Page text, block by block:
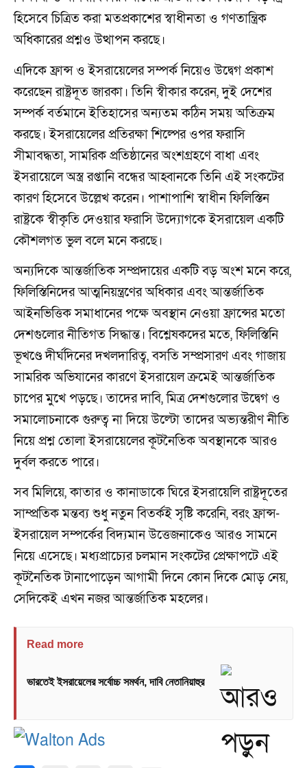
হিসেবে চিত্রিত করা মতপ্রকাশের স্বাধীনতা ও গণতান্ত্রিক
অধিকারের প্রশ্নও উত্থাপন করছে।
এদিকে ফ্রান্স ও ইসরায়েলের সম্পর্ক নিয়েও উদ্বেগ প্রকাশ
করেছেন রাষ্ট্রদূত জারকা। তিনি স্বীকার করেন, দুই দেশের
সম্পর্ক বর্তমানে ইতিহাসের অন্যতম কঠিন সময় অতিক্রম
করছে। ইসরায়েলের প্রতিরক্ষা শিল্পের ওপর ফরাসি
সীমাবদ্ধতা, সামরিক প্রতিষ্ঠানের অংশগ্রহণে বাধা এবং
ইসরায়েলে অস্ত্র রপ্তানি বন্ধের আহ্বানকে তিনি এই সংকটের
কারণ হিসেবে উল্লেখ করেন। পাশাপাশি স্বাধীন ফিলিস্তিন
রাষ্ট্রকে স্বীকৃতি দেওয়ার ফরাসি উদ্যোগকে ইসরায়েল একটি
কৌশলগত ভুল বলে মনে করছে।
অন্যদিকে আন্তর্জাতিক সম্প্রদায়ের একটি বড় অংশ মনে করে,
ফিলিস্তিনিদের আত্মনিয়ন্ত্রণের অধিকার এবং আন্তর্জাতিক
আইনভিত্তিক সমাধানের পক্ষে অবস্থান নেওয়া ফ্রান্সের মতো
দেশগুলোর নীতিগত সিদ্ধান্ত। বিশ্লেষকদের মতে, ফিলিস্তিনি
ভূখণ্ডে দীর্ঘদিনের দখলদারিত্ব, বসতি সম্প্রসারণ এবং গাজায়
সামরিক অভিযানের কারণে ইসরায়েল ক্রমেই আন্তর্জাতিক
চাপের মুখে পড়ছে। তাদের দাবি, মিত্র দেশগুলোর উদ্বেগ ও
সমালোচনাকে গুরুত্ব না দিয়ে উল্টো তাদের অভ্যন্তরীণ নীতি
নিয়ে প্রশ্ন তোলা ইসরায়েলের কূটনৈতিক অবস্থানকে আরও
দুর্বল করতে পারে।
সব মিলিয়ে, কাতার ও কানাডাকে ঘিরে ইসরায়েলি রাষ্ট্রদূতের
সাম্প্রতিক মন্তব্য শুধু নতুন বিতর্কই সৃষ্টি করেনি, বরং ফ্রান্স-
ইসরায়েল সম্পর্কের বিদ্যমান উত্তেজনাকেও আরও সামনে
নিয়ে এসেছে। মধ্যপ্রাচ্যের চলমান সংকটের প্রেক্ষাপটে এই
কূটনৈতিক টানাপোড়েন আগামী দিনে কোন দিকে মোড় নেয়,
সেদিকেই এখন নজর আন্তর্জাতিক মহলের।
Read more
ভারতেই ইসরায়েলের সর্বোচ্চ সমর্থন, দাবি নেতানিয়াহুর